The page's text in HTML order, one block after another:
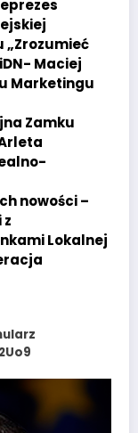
„Zrozumieć
Maciej
Marketingu
Zamku
nowości –
Lokalnej